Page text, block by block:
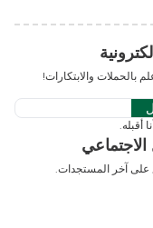
بالحملات والابتكارات!
أقبله.
على آخر المستجدات.